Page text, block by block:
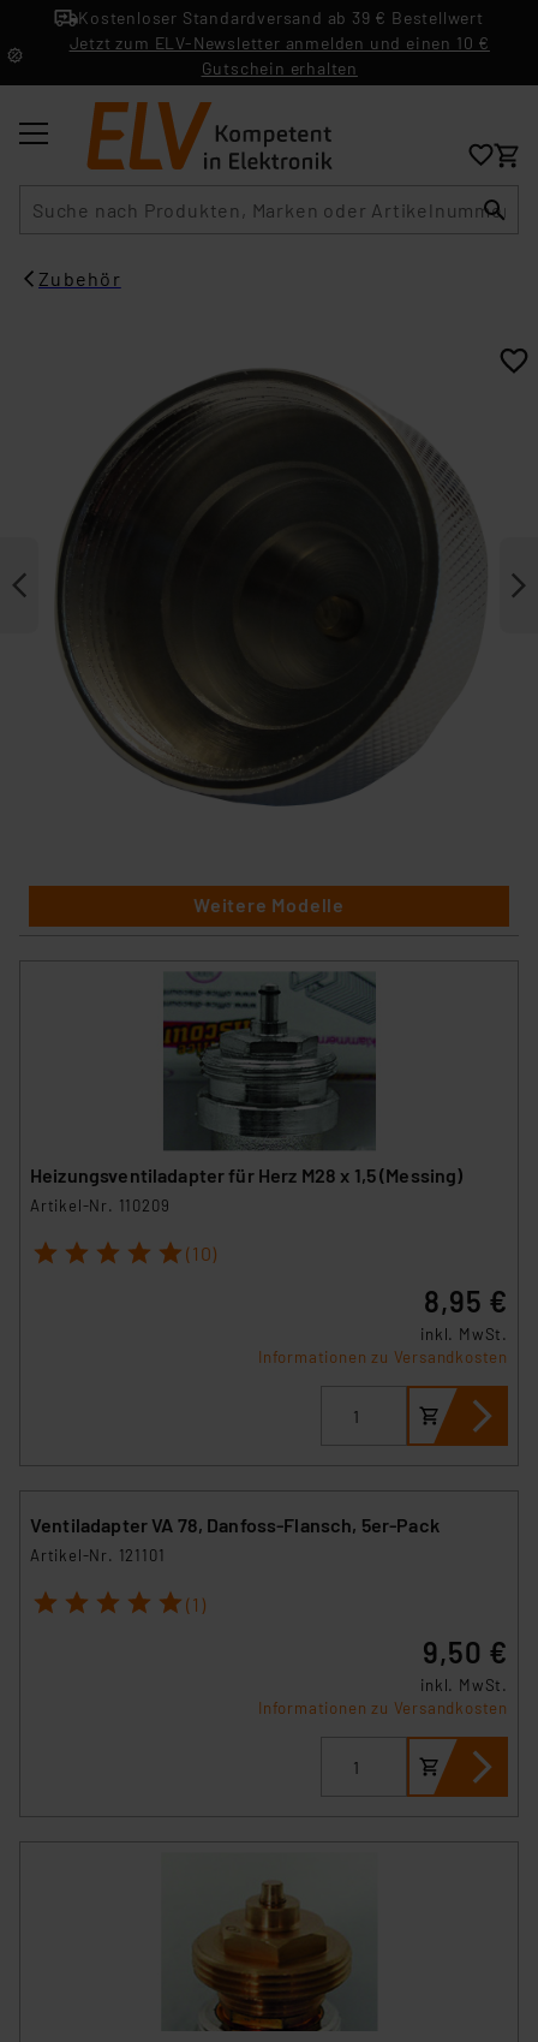
Kostenloser Standardversand ab 39 € Bestellwert
Jetzt zum ELV-Newsletter anmelden und einen 10 €
Gutschein erhalten
Zubehör
Weitere Modelle
Heizungsventiladapter für Herz M28 x 1,5 (Messing)
Artikel-Nr. 110209
1 2 3 4 5 (10)
8,95 €
inkl. MwSt.
Informationen zu Versandkosten
Ventiladapter VA 78, Danfoss-Flansch, 5er-Pack
Artikel-Nr. 121101
1 2 3 4 5 (1)
9,50 €
inkl. MwSt.
Informationen zu Versandkosten